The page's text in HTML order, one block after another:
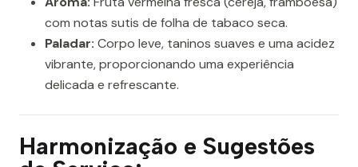
com notas sutis de folha de tabaco seca.
Paladar: Corpo leve, taninos suaves e uma acidez
vibrante, proporcionando uma experiência
delicada e refrescante.
Harmonização e Sugestões